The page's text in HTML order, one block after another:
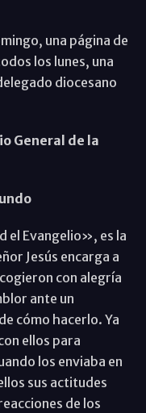
una página de
los lunes, una
diocesano
General de la
el Evangelio», es la
Jesús encarga a
con alegría
ante un
cómo hacerlo. Ya
ellos para
los enviaba en
sus actitudes
de los